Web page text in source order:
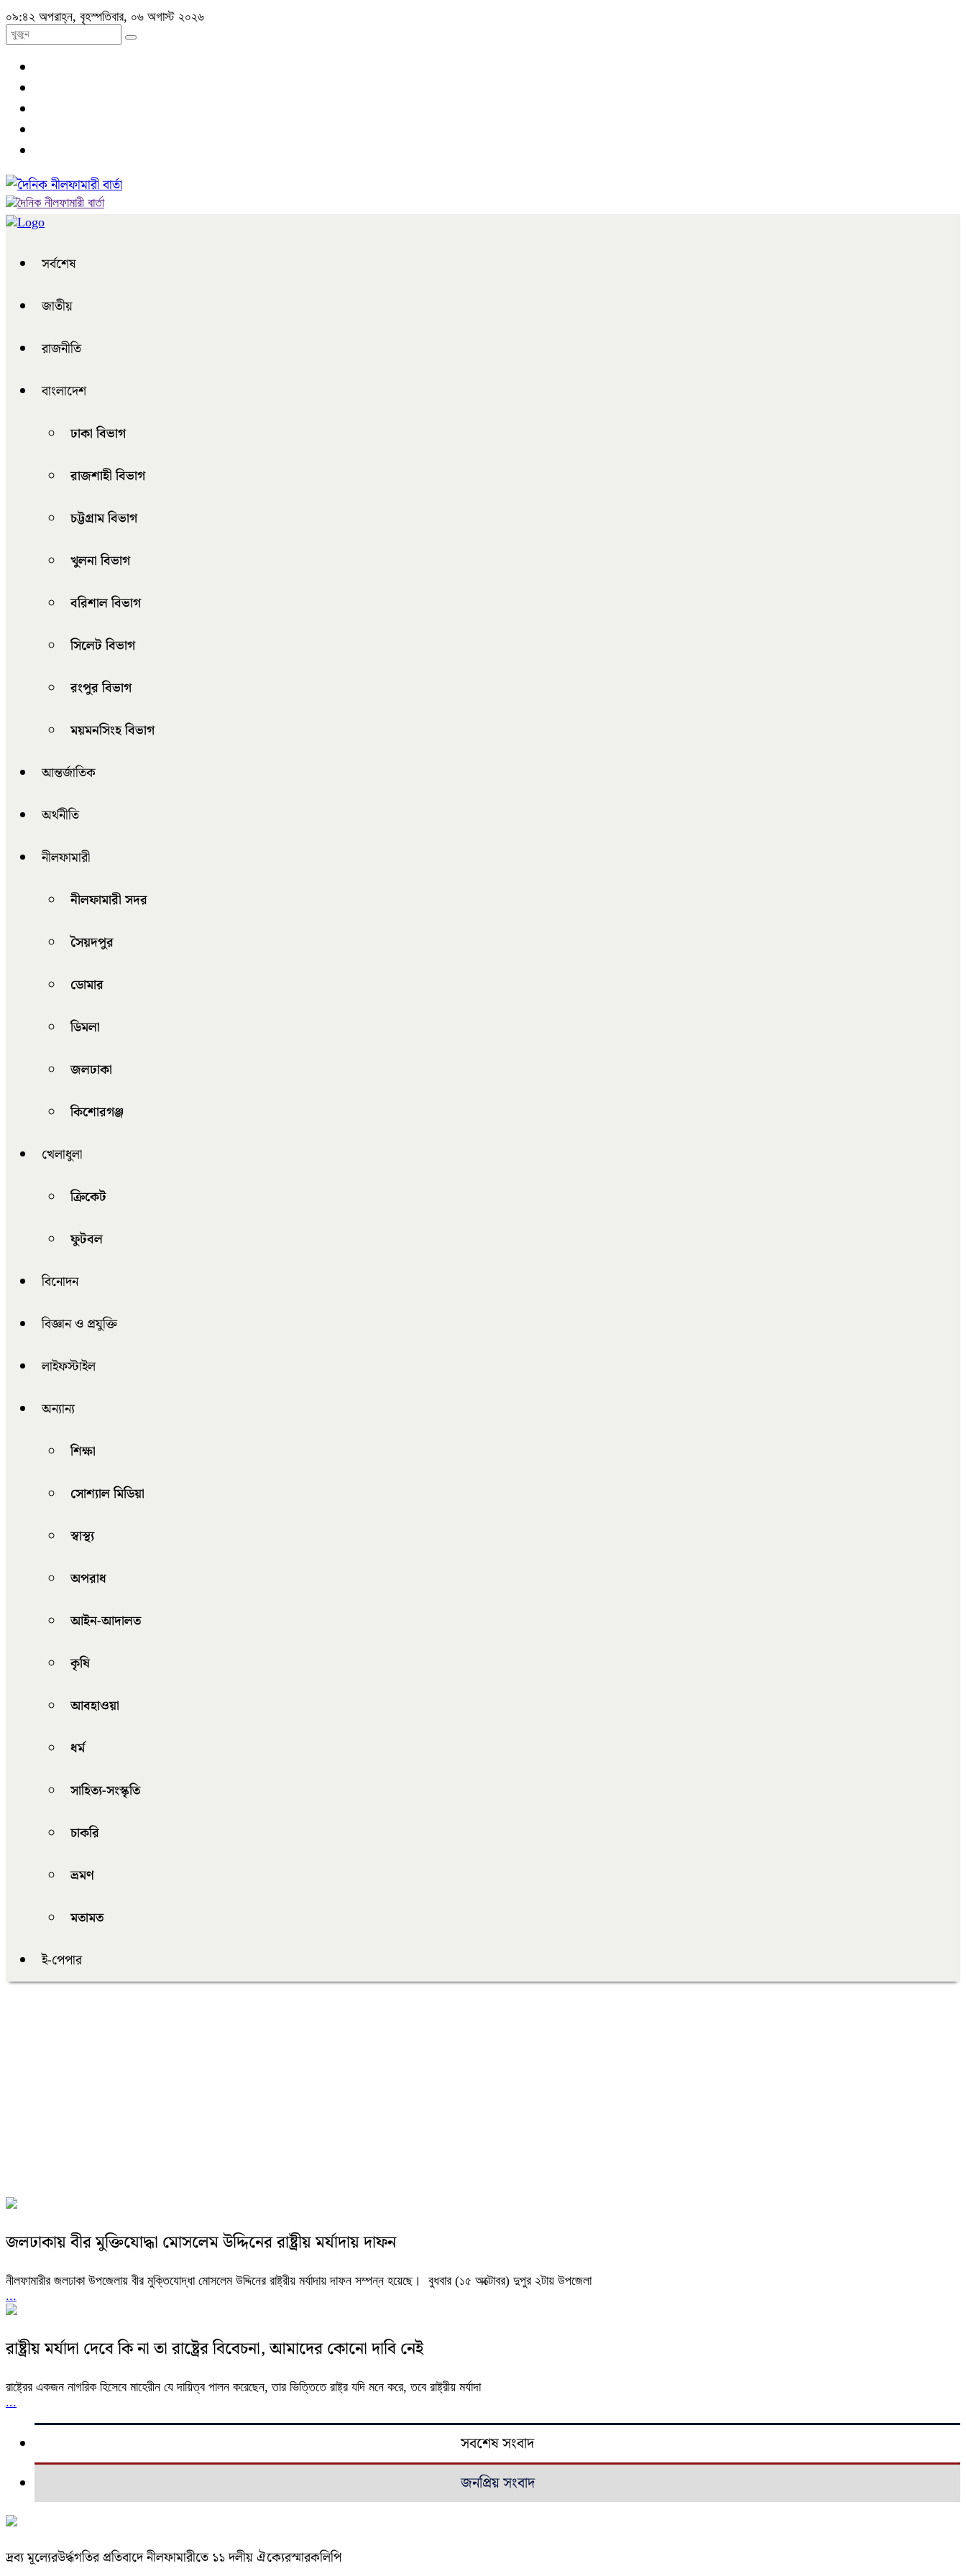
০৯:৪২ অপরাহ্ন, বৃহস্পতিবার, ০৬ অগাস্ট ২০২৬
সর্বশেষ
জাতীয়
রাজনীতি
বাংলাদেশ
ঢাকা বিভাগ
রাজশাহী বিভাগ
চট্টগ্রাম বিভাগ
খুলনা বিভাগ
বরিশাল বিভাগ
সিলেট বিভাগ
রংপুর বিভাগ
ময়মনসিংহ বিভাগ
আন্তর্জাতিক
অর্থনীতি
নীলফামারী
নীলফামারী সদর
সৈয়দপুর
ডোমার
ডিমলা
জলঢাকা
কিশোরগঞ্জ
খেলাধুলা
ক্রিকেট
ফুটবল
বিনোদন
বিজ্ঞান ও প্রযুক্তি
লাইফস্টাইল
অন্যান্য
শিক্ষা
সোশ্যাল মিডিয়া
স্বাস্থ্য
অপরাধ
আইন-আদালত
কৃষি
আবহাওয়া
ধর্ম
সাহিত্য-সংস্কৃতি
চাকরি
ভ্রমণ
মতামত
ই-পেপার
জলঢাকায় বীর মুক্তিযোদ্ধা মোসলেম উদ্দিনের রাষ্ট্রীয় মর্যাদায় দাফন
নীলফামারীর জলঢাকা উপজেলায় বীর মুক্তিযোদ্ধা মোসলেম উদ্দিনের রাষ্ট্রীয় মর্যাদায় দাফন সম্পন্ন হয়েছে। বুধবার (১৫ অক্টোবর) দুপুর ২টায় উপজেলা
...
রাষ্ট্রীয় মর্যাদা দেবে কি না তা রাষ্ট্রের বিবেচনা, আমাদের কোনো দাবি নেই
রাষ্ট্রের একজন নাগরিক হিসেবে মাহেরীন যে দায়িত্ব পালন করেছেন, তার ভিত্তিতে রাষ্ট্র যদি মনে করে, তবে রাষ্ট্রীয় মর্যাদা
...
সবশেষ সংবাদ
জনপ্রিয় সংবাদ
দ্রব্য মূল্যেরউর্দ্ধগতির প্রতিবাদে নীলফামারীতে ১১ দলীয় ঐক্যেরস্মারকলিপি